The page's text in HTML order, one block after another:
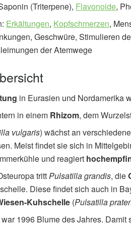
(Triterpene), Flavonoide,
Erkältungen, Kopfschmerzen,
Geschwüre, Stimulieren
der Atemwege
in Eurasien und Nordamerika
in einem Rhizom, dem
vulgaris) wächst an
Meist findet sie sich in
und reagiert
trittPulsatilla grandis, die
Diese findet sich auch in
Kuhschelle (Pulsatilla
1996 Blume des Jahres. Damit